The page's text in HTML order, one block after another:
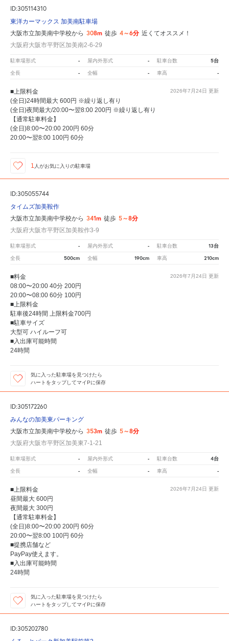
ID:305114310
東洋カーマックス 加美南駐車場
大阪市立加美南中学校から 308m 徒歩 4～6分 近くてオススメ！
大阪府大阪市平野区加美南2-6-29
駐車場形式 - 屋内外形式 - 駐車台数 5台
全長 - 全幅 - 車高 -
2026年7月24日 更新
■上限料金
(全日)24時間最大 600円 ※繰り返し有り
(全日)夜間最大/20:00〜翌8:00 200円 ※繰り返し有り
【通常駐車料金】
(全日)8:00〜20:00 200円 60分
20:00〜翌8:00 100円 60分
1 人がお気に入りの駐車場
ID:305055744
タイムズ加美鞍作
大阪市立加美南中学校から 341m 徒歩 5～8分
大阪府大阪市平野区加美鞍作3-9
駐車場形式 - 屋内外形式 - 駐車台数 13台
全長 500cm 全幅 190cm 車高 210cm
2026年7月24日 更新
■料金
08:00〜20:00 40分 200円
20:00〜08:00 60分 100円
■上限料金
駐車後24時間 上限料金700円
■駐車サイズ
大型可 ハイルーフ可
■入出庫可能時間
24時間
気に入った駐車場を見つけたら
ハートをタップしてマイPに保存
ID:305172260
みんなの加美東パーキング
大阪市立加美南中学校から 353m 徒歩 5～8分
大阪府大阪市平野区加美東7-1-21
駐車場形式 - 屋内外形式 - 駐車台数 4台
全長 - 全幅 - 車高 -
2026年7月24日 更新
■上限料金
昼間最大 600円
夜間最大 300円
【通常駐車料金】
(全日)8:00〜20:00 200円 60分
20:00〜翌8:00 100円 60分
■提携店舗など
PayPay使えます。
■入出庫可能時間
24時間
気に入った駐車場を見つけたら
ハートをタップしてマイPに保存
ID:305202780